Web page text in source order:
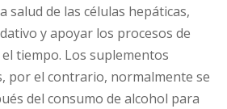
salud de las células hepáticas,
y apoyar los procesos de
tiempo. Los suplementos
por el contrario, normalmente se
del consumo de alcohol para